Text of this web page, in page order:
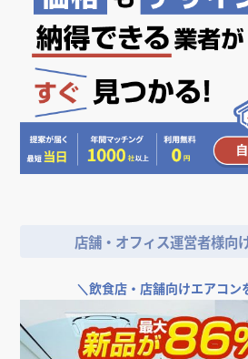
店舗・オフィス運営者様向
＼飲食店・店舗向けエアコン